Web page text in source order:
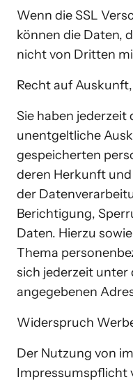
Wenn die SSL
können die Daten,
nicht von Dritten
Recht auf
Sie haben jederzeit
unentgeltliche
gespeicherten
deren Herkunft
der
Berichtigung,
Daten. Hierzu
Thema
sich jederzeit unter
angegebenen
Widerspruch
Der Nutzung von
Impressumspflicht